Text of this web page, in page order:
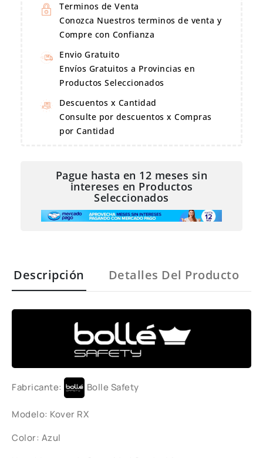
Terminos de Venta
Conozca Nuestros terminos de venta y
Compre con Confianza
Envio Gratuito
Envíos Gratuitos a Provincias en
Productos Seleccionados
Descuentos x Cantidad
Consulte por descuentos x Compras
por Cantidad
Pague hasta en 12 meses sin
intereses en Productos
Seleccionados
Descripción Detalles Del Producto
Fabricante: Bolle Safety
Modelo: Kover RX
Color: Azul